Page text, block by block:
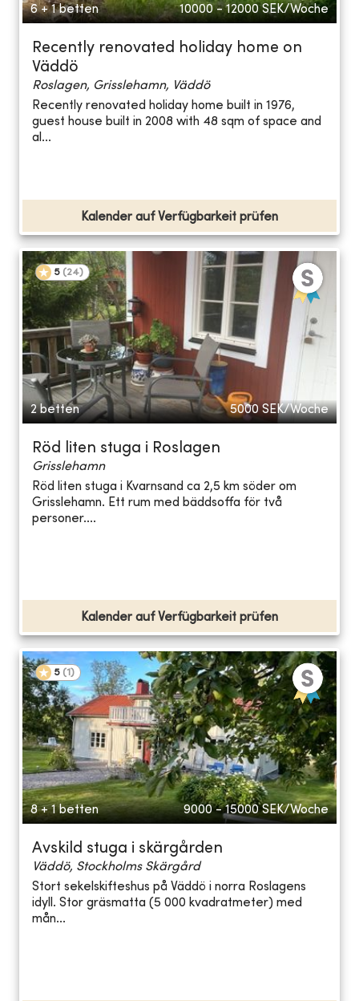
6 + 1 betten 10000 - 12000 SEK/Woche
Recently renovated holiday home on
Väddö
Roslagen, Grisslehamn, Väddö
Recently renovated holiday home built in 1976,
guest house built in 2008 with 48 sqm of space and
al...
Kalender auf Verfügbarkeit prüfen
5 (24)
2 betten 5000 SEK/Woche
Röd liten stuga i Roslagen
Grisslehamn
Röd liten stuga i Kvarnsand ca 2,5 km söder om
Grisslehamn. Ett rum med bäddsoffa för två
personer....
Kalender auf Verfügbarkeit prüfen
5 (1 )
8 + 1 betten 9000 - 15000 SEK/Woche
Avskild stuga i skärgården
Väddö, Stockholms Skärgård
Stort sekelskifteshus på Väddö i norra Roslagens
idyll. Stor gräsmatta (5 000 kvadratmeter) med
mån...